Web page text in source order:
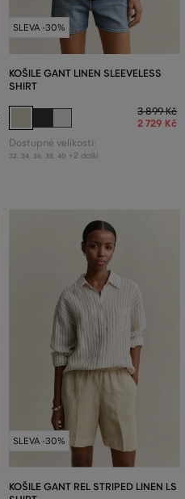
SLEVA -30%
KOŠILE GANT LINEN SLEEVELESS
SHIRT
3 899 Kč
2 729 Kč
Dostupné velikosti:
32 34 36 38 40 +2 další
SLEVA -30%
KOŠILE GANT REL STRIPED LINEN LS